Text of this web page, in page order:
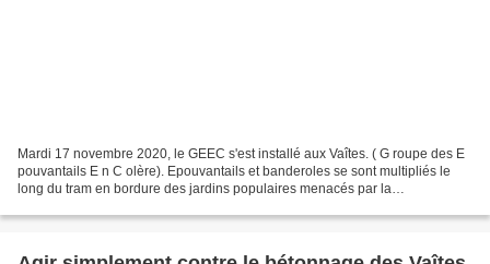
Mardi 17 novembre 2020, le GEEC s'est installé aux Vaîtes. ( G roupe des E
pouvantails E n C olère). Epouvantails et banderoles se sont multipliés le
long du tram en bordure des jardins populaires menacés par la